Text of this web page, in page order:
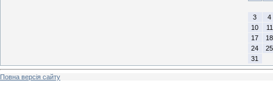
3
4
10
11
17
18
24
25
31
Повна версія сайту